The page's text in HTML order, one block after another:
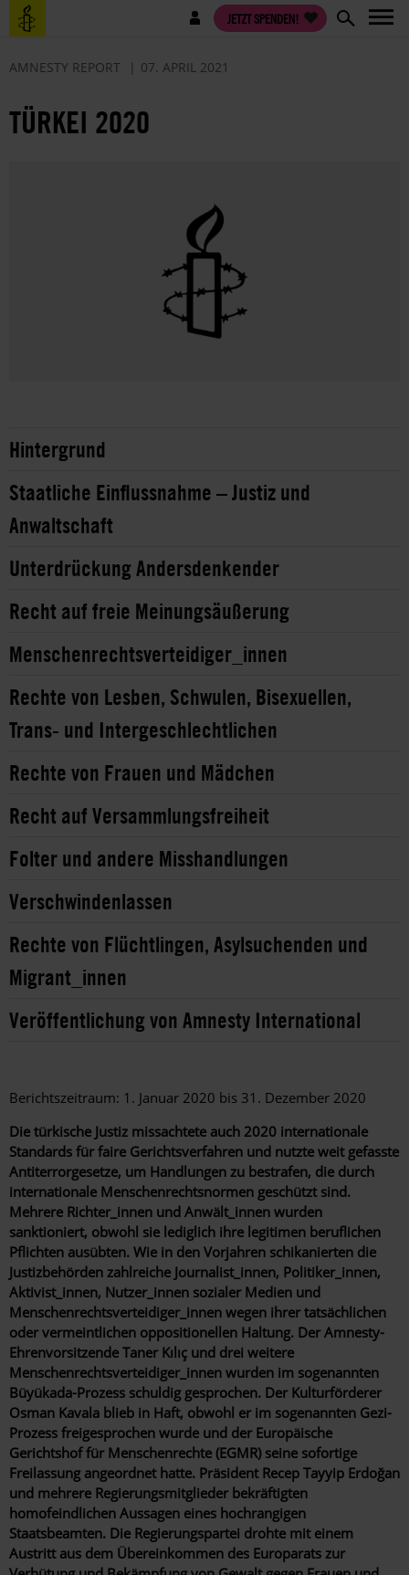
Direkt
zum
Benutzermenü JETZT SPENDEN!
AMNESTY REPORT 07. APRIL 2021
TÜRKEI 2020
Hintergrund
Staatliche Einflussnahme – Justiz und
Anwaltschaft
Unterdrückung Andersdenkender
Recht auf freie Meinungsäußerung
Menschenrechtsverteidiger_innen
Rechte von Lesben, Schwulen, Bisexuellen,
Trans- und Intergeschlechtlichen
Rechte von Frauen und Mädchen
Recht auf Versammlungsfreiheit
Folter und andere Misshandlungen
Verschwindenlassen
Rechte von Flüchtlingen, Asylsuchenden und
Migrant_innen
Veröffentlichung von Amnesty International
Berichtszeitraum: 1. Januar 2020 bis 31. Dezember 2020
Die türkische Justiz missachtete auch 2020 internationale
Standards für faire Gerichtsverfahren und nutzte weit gefasste
Antiterrorgesetze, um Handlungen zu bestrafen, die durch
internationale Menschenrechtsnormen geschützt sind.
Mehrere Richter_innen und Anwält_innen wurden
sanktioniert, obwohl sie lediglich ihre legitimen beruflichen
Pflichten ausübten. Wie in den Vorjahren schikanierten die
Justizbehörden zahlreiche Journalist_innen, Politiker_innen,
Aktivist_innen, Nutzer_innen sozialer Medien und
Menschenrechtsverteidiger_innen wegen ihrer tatsächlichen
oder vermeintlichen oppositionellen Haltung. Der Amnesty-
Ehrenvorsitzende Taner Kılıç und drei weitere
Menschenrechtsverteidiger_innen wurden im sogenannten
Büyükada-Prozess schuldig gesprochen. Der Kulturförderer
Osman Kavala blieb in Haft, obwohl er im sogenannten Gezi-
Prozess freigesprochen wurde und der Europäische
Gerichtshof für Menschenrechte (EGMR) seine sofortige
Freilassung angeordnet hatte. Präsident Recep Tayyip Erdoğan
und mehrere Regierungsmitglieder bekräftigten
homofeindlichen Aussagen eines hochrangigen
Staatsbeamten. Die Regierungspartei drohte mit einem
Austritt aus dem Übereinkommen des Europarats zur